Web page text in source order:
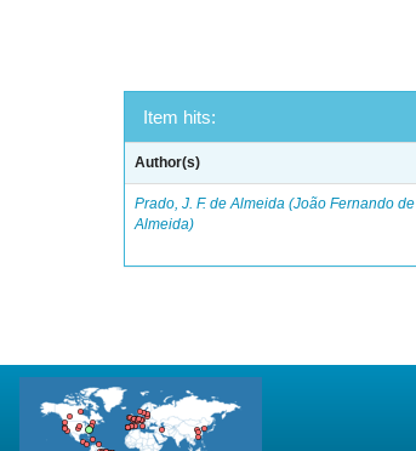
Item hits:
Author(s)
Prado, J. F. de Almeida (João Fernando de
Almeida)